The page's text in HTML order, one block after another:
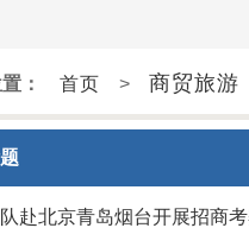
： 首页 > 商贸旅游
赴北京青岛烟台开展招商